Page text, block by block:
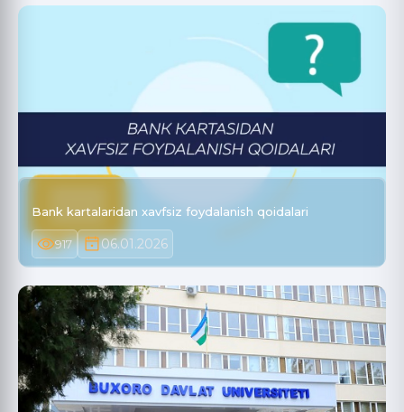
Bank kartalaridan xavfsiz foydalanish qoidalari
917 06.01.2026